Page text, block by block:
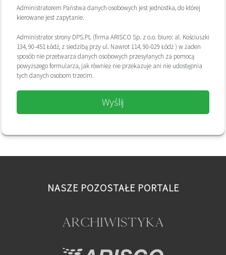
Administratorem Państwa danych osobowych jest jednostka, do której
kierowane jest zapytanie.
Administrator strony DPS.PL (firma ARISCO Sp. z o.o. biuro: al. Kościuszki
134, 90-451 Łódź, z siedzibą przy ul. Nawrot 114, 90-029 Łódź ) w żaden
sposób nie przetwarza danych osobowych przesyłanych za pomocą
powyższego formularza, jak również nie przekazuje ani nie udostępnia
tych danych osobom trzecim.
Wyślij
NASZE POZOSTAŁE PORTALE